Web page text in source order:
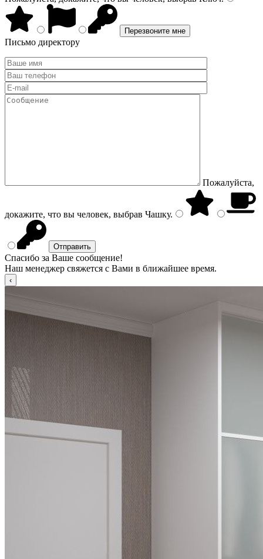
Письмо директору
Пожалуйста,
докажите, что вы человек, выбрав Чашку.
Спасибо за Ваше сообщение!
Наш менеджер свяжется с Вами в ближайшее время.